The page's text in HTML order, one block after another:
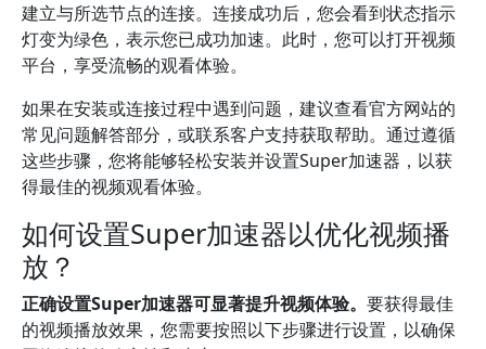
建立与所选节点的连接。连接成功后，您会看到状态指示
灯变为绿色，表示您已成功加速。此时，您可以打开视频
平台，享受流畅的观看体验。
如果在安装或连接过程中遇到问题，建议查看官方网站的
常见问题解答部分，或联系客户支持获取帮助。通过遵循
这些步骤，您将能够轻松安装并设置Super加速器，以获
得最佳的视频观看体验。
如何设置Super加速器以优化视频播
放？
正确设置Super加速器可显著提升视频体验。 要获得最佳
的视频播放效果，您需要按照以下步骤进行设置，以确保